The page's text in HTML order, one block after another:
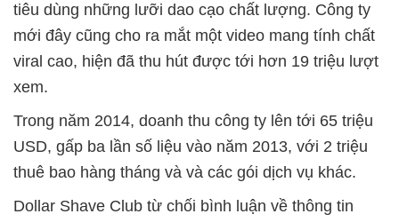
tiêu dùng những lưỡi dao cạo chất lượng. Công ty
mới đây cũng cho ra mắt một video mang tính chất
viral cao, hiện đã thu hút được tới hơn 19 triệu lượt
xem.
Trong năm 2014, doanh thu công ty lên tới 65 triệu
USD, gấp ba lần số liệu vào năm 2013, với 2 triệu
thuê bao hàng tháng và và các gói dịch vụ khác.
Dollar Shave Club từ chối bình luận về thông tin